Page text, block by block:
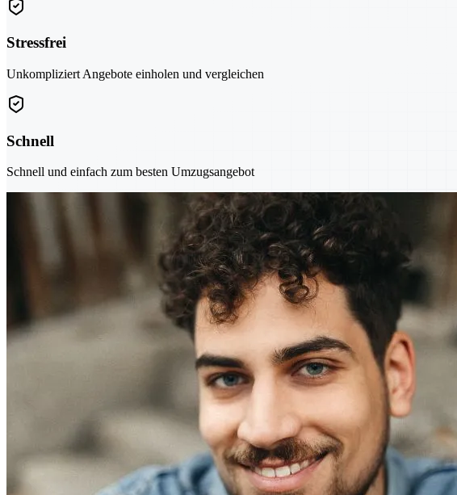
Stressfrei
Unkompliziert Angebote einholen und vergleichen
Schnell
Schnell und einfach zum besten Umzugsangebot